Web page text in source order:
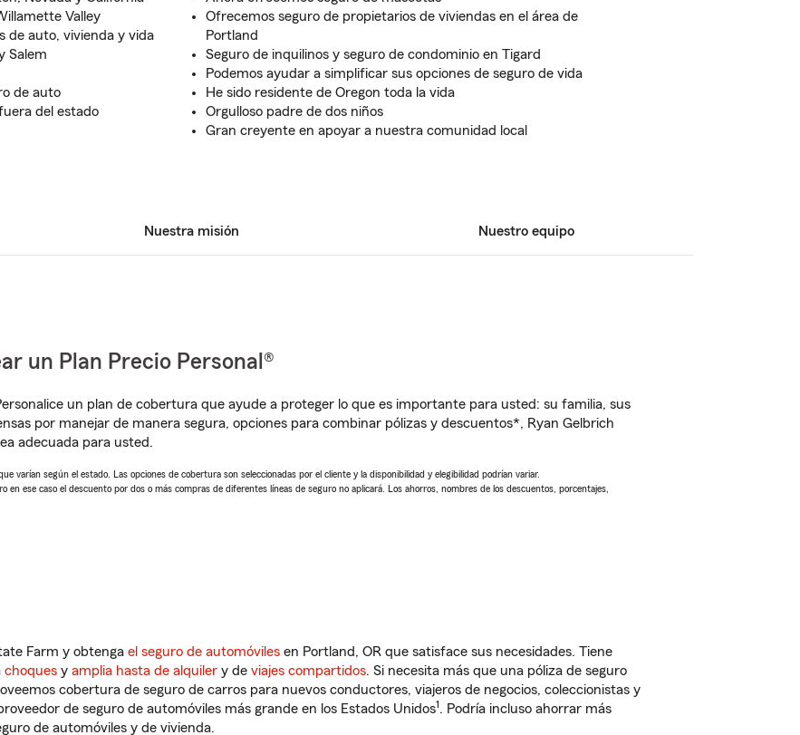
Valley
de auto, vivienda y vida
Salem
de auto
del estado
Ofrecemos seguro de propietarios de viviendas en el área de
Portland
Seguro de inquilinos y seguro de condominio en Tigard
Podemos ayudar a simplificar sus opciones de seguro de vida
He sido residente de Oregon toda la vida
Orgulloso padre de dos niños
Gran creyente en apoyar a nuestra comunidad local
Nuestra misión Nuestro equipo
un Plan Precio Personal®
un plan de cobertura que ayude a proteger lo que es importante para usted: su familia, sus
por manejar de manera segura, opciones para combinar pólizas y descuentos*, Ryan Gelbrich
adecuada para usted.
varían según el estado. Las opciones de cobertura son seleccionadas por el cliente y la disponibilidad y elegibilidad podrían variar.
en ese caso el descuento por dos o más compras de diferentes líneas de seguro no aplicará. Los ahorros, nombres de los descuentos, porcentajes,
Farm y obtenga el seguro de automóviles en Portland, OR que satisface sus necesidades. Tiene
choques y amplia hasta de alquiler y de viajes compartidos. Si necesita más que una póliza de seguro
cobertura de seguro de carros para nuevos conductores, viajeros de negocios, coleccionistas y
de seguro de automóviles más grande en los Estados Unidos1. Podría incluso ahorrar más
de automóviles y de vivienda.